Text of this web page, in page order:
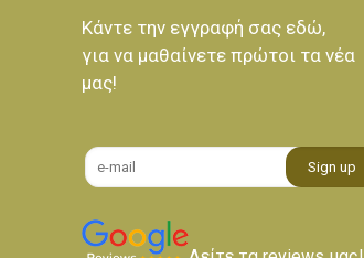
Κάντε την εγγραφή σας εδώ,
για να μαθαίνετε πρώτοι τα νέα
μας!